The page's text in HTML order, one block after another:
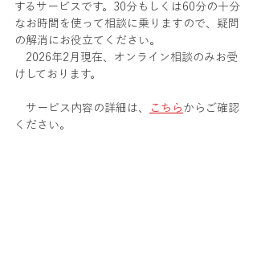
するサービスです。30分もしくは60分の十分
なお時間を使って相談に乗りますので、疑問
の解消にお役立てください。
2026年2月現在、オンライン相談のみお受
けしております。
サービス内容の詳細は、 こちら からご確認
ください。